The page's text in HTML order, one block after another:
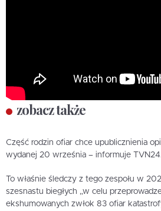
zobacz także
Część rodzin ofiar chce upublicznienia
wydanej 20 września – informuje TVN24.
To właśnie śledczy z tego zespołu w
szesnastu biegłych „w celu
ekshumowanych zwłok 83 ofiar